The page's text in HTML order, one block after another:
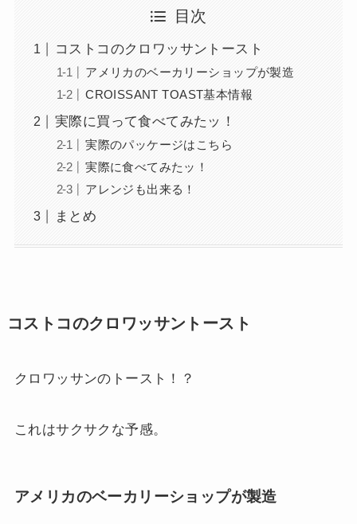
目次
コストコのクロワッサントースト
アメリカのベーカリーショップが製造
CROISSANT TOAST基本情報
実際に買って食べてみたッ！
実際のパッケージはこちら
実際に食べてみたッ！
アレンジも出来る！
まとめ
コストコのクロワッサントースト
クロワッサンのトースト！？
これはサクサクな予感。
アメリカのベーカリーショップが製造